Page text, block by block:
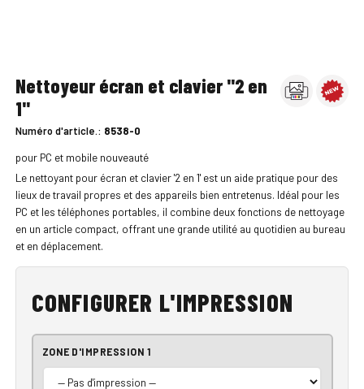
Nettoyeur écran et clavier "2 en
1"
Numéro d'article.: 8538-0
pour PC et mobile nouveauté
Le nettoyant pour écran et clavier '2 en 1' est un aide pratique pour des
lieux de travail propres et des appareils bien entretenus. Idéal pour les
PC et les téléphones portables, il combine deux fonctions de nettoyage
en un article compact, offrant une grande utilité au quotidien au bureau
et en déplacement.
CONFIGURER L'IMPRESSION
ZONE D'IMPRESSION 1